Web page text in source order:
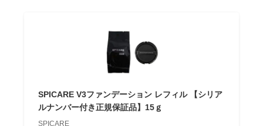
SPICARE V3ファンデーション レフィル 【シリア
ルナンバー付き正規保証品】15ｇ
SPICARE